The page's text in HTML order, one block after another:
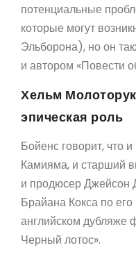
потенциальные
которые могут
Эльборона), но он
и автором «Повести
Хельм
эпическая роль
Бойенс говорит, что
Камияма, и старший
и продюсер Джейсон
Брайана Кокса по
английском дубляже
Черный лотос».